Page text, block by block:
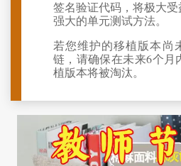
签名验证代码，将极大
强大的单元测试方法。
若您维护的移植版本尚
链，请确保在未来6个月
植版本将被淘汰。